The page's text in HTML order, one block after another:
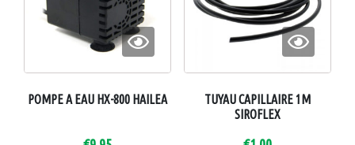
POMPE A EAU HX-800 HAILEA
TUYAU CAPILLAIRE 1M
SIROFLEX